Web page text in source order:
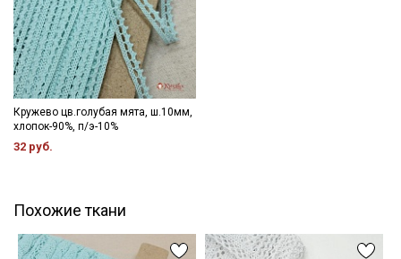
Кружево цв.голубая мята, ш.10мм,
хлопок-90%, п/э-10%
32 руб.
Похожие ткани
ДаюСогласие на получение рекламных и
информационных рассылок